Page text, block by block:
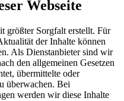
Webseite
größter Sorgfalt erstellt. Für
der Inhalte können
Als Dienstanbieter sind wir
den allgemeinen Gesetzen
übermittelte oder
überwachen. Bei
werden wir diese Inhalte